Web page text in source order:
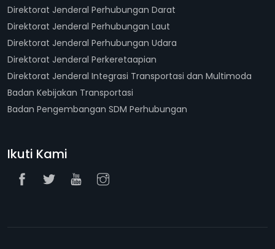
Direktorat Jenderal Perhubungan Darat
Direktorat Jenderal Perhubungan Laut
Direktorat Jenderal Perhubungan Udara
Direktorat Jenderal Perkeretaapian
Direktorat Jenderal Integrasi Transportasi dan Multimoda
Badan Kebijakan Transportasi
Badan Pengembangan SDM Perhubungan
Ikuti Kami